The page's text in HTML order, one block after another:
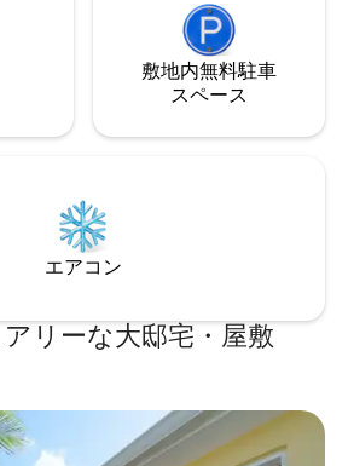
敷地内無料駐⁠車
ス⁠ペ⁠ー⁠ス
エアコン
リーな大邸宅・屋敷